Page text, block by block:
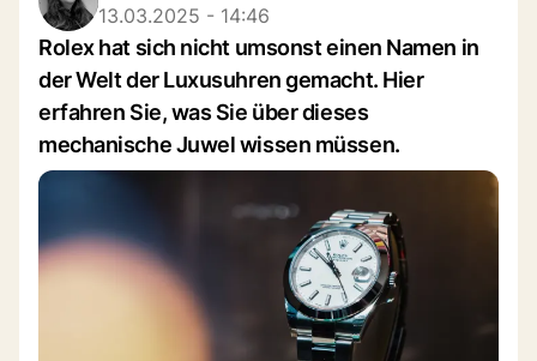
13.03.2025 - 14:46
Rolex hat sich nicht umsonst einen Namen in
der Welt der Luxusuhren gemacht. Hier
erfahren Sie, was Sie über dieses
mechanische Juwel wissen müssen.